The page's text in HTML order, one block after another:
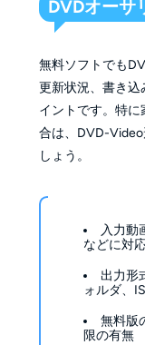
DVDオーサ
無料ソフトでも
更新状況、書き込
イントです。特
合は、DVD-
しょう。
入力動
などに対
出力形
ォルダ、
無料版
限の有無